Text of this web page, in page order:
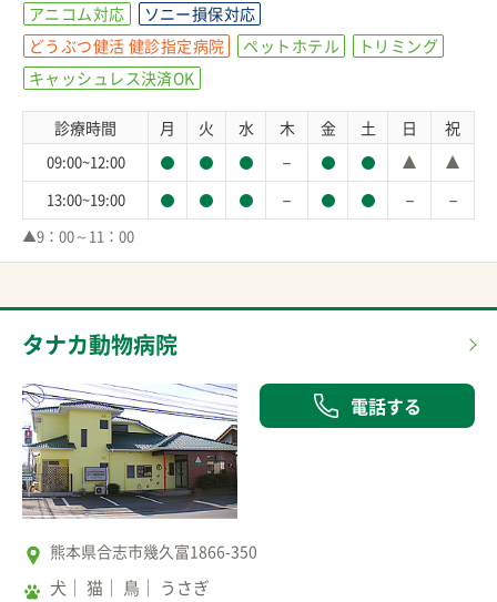
アニコム対応
ソニー損保対応
どうぶつ健活 健診指定病院
ペットホテル
トリミング
キャッシュレス決済OK
診療時間 月 火 水 木 金 土 日 祝
09:00~12:00 －
13:00~19:00 － － －
▲9：00～11：00
タナカ動物病院
電話する
熊本県合志市幾久富1866-350
犬 猫 鳥 うさぎ